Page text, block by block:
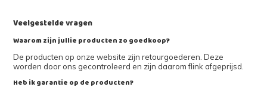
Veelgestelde vragen
Waarom zijn jullie producten zo goedkoop?
De producten op onze website zijn retourgoederen. Deze
worden door ons gecontroleerd en zijn daarom flink afgeprijsd.
Heb ik garantie op de producten?